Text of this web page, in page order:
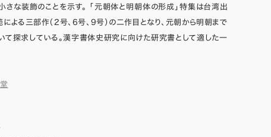
さな装飾のことを示す。 「元朝体と明朝体の形成」特集は台湾出
よる三部作（2号、6号、9号）の二作目となり、元朝から明朝まで
て探求している。漢字書体史研究に向けた研究書として適した一